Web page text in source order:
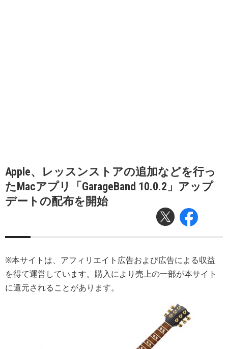
Apple、レッスンストアの追加などを行っ
たMacアプリ「GarageBand 10.0.2」アップ
デートの配布を開始
※本サイトは、アフィリエイト広告および広告による収益
を得て運営しています。購入により売上の一部が本サイト
に還元されることがあります。